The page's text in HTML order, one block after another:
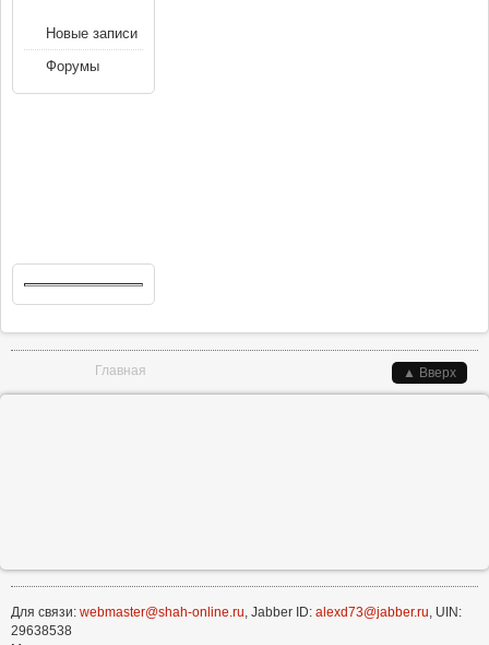
Новые записи
Форумы
Главная ▲ Вверх
Для связи: webmaster@shah-online.ru, Jabber ID: alexd73@jabber.ru, UIN:
29638538